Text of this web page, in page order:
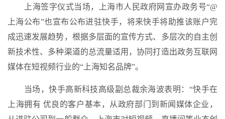
上海签字仪式当场，上海市人民政府网宣办政务号“@
上海公布”也宣布公布进驻快手，将来快手将助推该账户完
成迅速发展趋势，根据多层面的宣传方式、多层次的自主创
新技术性、多种渠道的总流量适用，协同打造出政务互联网
媒体在短视频行业的“上海知名品牌”。
当场，快手高新科技高级副总裁余海波表明：“快手在
上海拥有 优良的客户基本，从政府部门到新闻媒体企业，